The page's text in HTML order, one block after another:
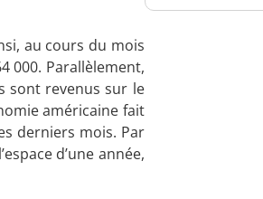
au cours du mois
000. Parallèlement,
sont revenus sur le
américaine fait
derniers mois. Par
d’une année,